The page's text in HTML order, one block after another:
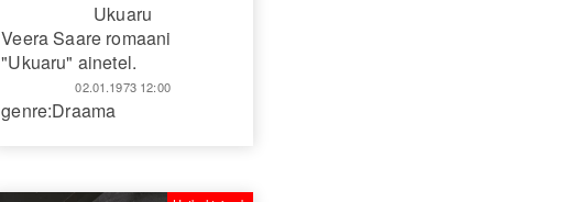
Ukuaru
Veera Saare romaani
"Ukuaru" ainetel.
02.01.1973 12:00
genre:Draama